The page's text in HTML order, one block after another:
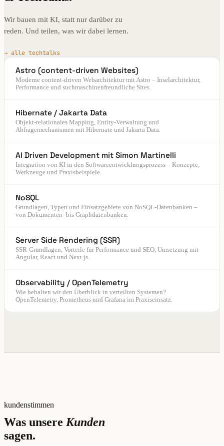
Wir bauen mit KI, statt nur darüber zu
reden. Und teilen, was wir dabei lernen.
→ alle techtalks
Astro (content-driven Websites)
Moderne content-driven Webarchitektur mit Astro – Inselarchitektur,
Performance und suchmaschinenfreundliche Sites.
Hibernate / Jakarta Data
Objekt-relationales Mapping, Entity-Verwaltung und
Abfragemechanismen mit Hibernate und Jakarta Data.
AI Driven Development mit Simon Martinelli
Integration von KI in den Softwareentwicklungsprozess – Konzepte,
Werkzeuge und Praxisbeispiele.
NoSQL
Grundlagen, Typen und Einsatzgebiete von NoSQL-Datenbanken –
von Dokumenten- bis Graphdatenbanken.
Server Side Rendering (SSR)
SSR-Grundlagen, Vorteile für Performance und SEO, Umsetzung mit
Angular, React und Next.js.
Observability / OpenTelemetry
Wie behalten wir den Überblick in verteilten Systemen?
OpenTelemetry, Prometheus und Grafana im Praxiseinsatz.
kundenstimmen
Was unsere Kunden
sagen.